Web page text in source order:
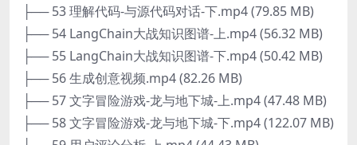
├── 53 理解代码-与源代码对话-下.mp4 (79.85 MB)
├── 54 LangChain大战知识图谱-上.mp4 (56.32 MB)
├── 55 LangChain大战知识图谱-下.mp4 (50.42 MB)
├── 56 生成创意视频.mp4 (82.26 MB)
├── 57 文字冒险游戏-龙与地下城-上.mp4 (47.48 MB)
├── 58 文字冒险游戏-龙与地下城-下.mp4 (122.07 MB)